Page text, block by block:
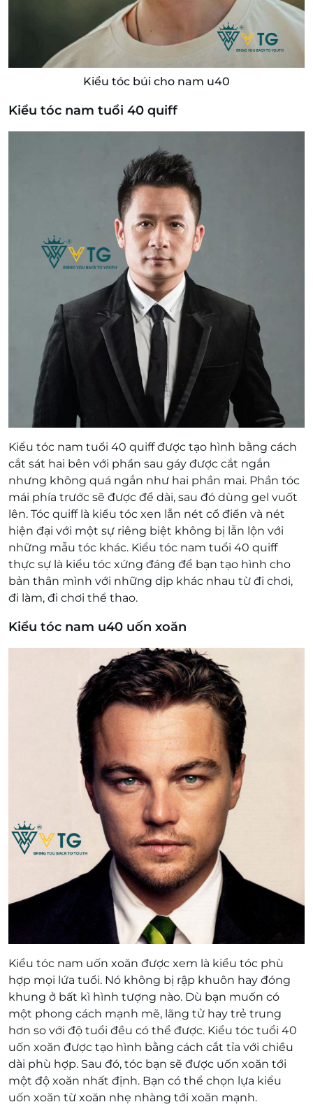
Kiểu tóc búi cho nam u40
Kiểu tóc nam tuổi 40 quiff
Kiểu tóc nam tuổi 40 quiff được tạo hình bằng cách
cắt sát hai bên với phần sau gáy được cắt ngắn
nhưng không quá ngắn như hai phần mai. Phần tóc
mái phía trước sẽ được để dài, sau đó dùng gel vuốt
lên. Tóc quiff là kiểu tóc xen lẫn nét cổ điển và nét
hiện đại với một sự riêng biệt không bị lẫn lộn với
những mẫu tóc khác. Kiểu tóc nam tuổi 40 quiff
thực sự là kiểu tóc xứng đáng để bạn tạo hình cho
bản thân mình với những dịp khác nhau từ đi chơi,
đi làm, đi chơi thể thao.
Kiểu tóc nam u40 uốn xoăn
Kiểu tóc nam uốn xoăn được xem là kiểu tóc phù
hợp mọi lứa tuổi. Nó không bị rập khuôn hay đóng
khung ở bất kì hình tượng nào. Dù bạn muốn có
một phong cách mạnh mẽ, lãng tử hay trẻ trung
hơn so với độ tuổi đều có thể được. Kiểu tóc tuổi 40
uốn xoăn được tạo hình bằng cách cắt tỉa với chiều
dài phù hợp. Sau đó, tóc bạn sẽ được uốn xoăn tới
một độ xoăn nhất định. Bạn có thể chọn lựa kiểu
uốn xoăn từ xoăn nhẹ nhàng tới xoăn mạnh.